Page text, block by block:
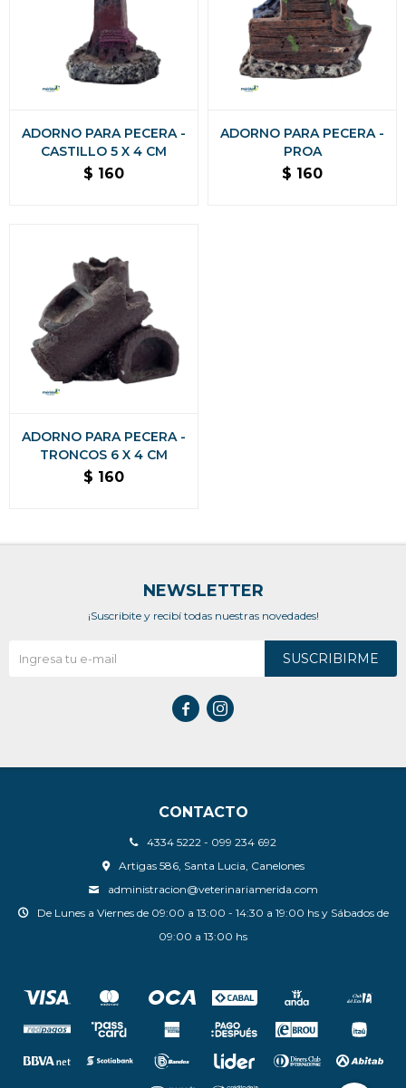
ADORNO PARA PECERA -
CASTILLO 5 X 4 CM
$ 160
ADORNO PARA PECERA -
PROA
$ 160
ADORNO PARA PECERA -
TRONCOS 6 X 4 CM
$ 160
CONTACTO
4334 5222 - 099 234 692
Artigas 586, Santa Lucia, Canelones
administracion@veterinariamerida.com
De Lunes a Viernes de 09:00 a 13:00 - 14:30 a 19:00 hs y Sábados de
09:00 a 13:00 hs
NEWSLETTER
¡Suscribite y recibí todas nuestras novedades!
SUSCRIBIRME
 